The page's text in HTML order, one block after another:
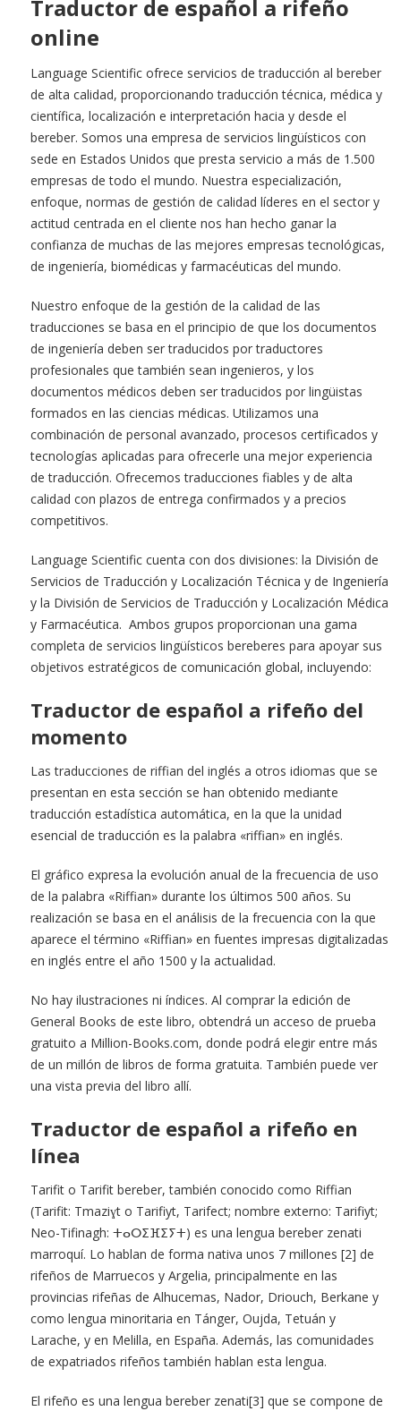
Traductor de español a rifeño
online
Language Scientific ofrece servicios de traducción al bereber
de alta calidad, proporcionando traducción técnica, médica y
científica, localización e interpretación hacia y desde el
bereber. Somos una empresa de servicios lingüísticos con
sede en Estados Unidos que presta servicio a más de 1.500
empresas de todo el mundo. Nuestra especialización,
enfoque, normas de gestión de calidad líderes en el sector y
actitud centrada en el cliente nos han hecho ganar la
confianza de muchas de las mejores empresas tecnológicas,
de ingeniería, biomédicas y farmacéuticas del mundo.
Nuestro enfoque de la gestión de la calidad de las
traducciones se basa en el principio de que los documentos
de ingeniería deben ser traducidos por traductores
profesionales que también sean ingenieros, y los
documentos médicos deben ser traducidos por lingüistas
formados en las ciencias médicas. Utilizamos una
combinación de personal avanzado, procesos certificados y
tecnologías aplicadas para ofrecerle una mejor experiencia
de traducción. Ofrecemos traducciones fiables y de alta
calidad con plazos de entrega confirmados y a precios
competitivos.
Language Scientific cuenta con dos divisiones: la División de
Servicios de Traducción y Localización Técnica y de Ingeniería
y la División de Servicios de Traducción y Localización Médica
y Farmacéutica. Ambos grupos proporcionan una gama
completa de servicios lingüísticos bereberes para apoyar sus
objetivos estratégicos de comunicación global, incluyendo:
Traductor de español a rifeño del
momento
Las traducciones de riffian del inglés a otros idiomas que se
presentan en esta sección se han obtenido mediante
traducción estadística automática, en la que la unidad
esencial de traducción es la palabra «riffian» en inglés.
El gráfico expresa la evolución anual de la frecuencia de uso
de la palabra «Riffian» durante los últimos 500 años. Su
realización se basa en el análisis de la frecuencia con la que
aparece el término «Riffian» en fuentes impresas digitalizadas
en inglés entre el año 1500 y la actualidad.
No hay ilustraciones ni índices. Al comprar la edición de
General Books de este libro, obtendrá un acceso de prueba
gratuito a Million-Books.com, donde podrá elegir entre más
de un millón de libros de forma gratuita. También puede ver
una vista previa del libro allí.
Traductor de español a rifeño en
línea
Tarifit o Tarifit bereber, también conocido como Riffian
(Tarifit: Tmaziɣt o Tarifiyt, Tarifect; nombre externo: Tarifiyt;
Neo-Tifinagh: ⵜⴰⵔⵉⴼⵉⵢⵜ) es una lengua bereber zenati
marroquí. Lo hablan de forma nativa unos 7 millones [2] de
rifeños de Marruecos y Argelia, principalmente en las
provincias rifeñas de Alhucemas, Nador, Driouch, Berkane y
como lengua minoritaria en Tánger, Oujda, Tetuán y
Larache, y en Melilla, en España. Además, las comunidades
de expatriados rifeños también hablan esta lengua.
El rifeño es una lengua bereber zenati[3] que se compone de